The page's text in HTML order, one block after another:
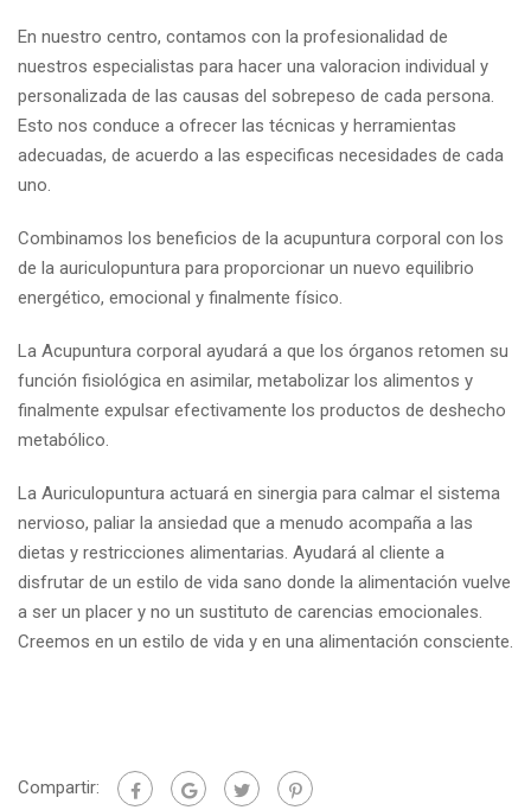
En nuestro centro, contamos con la profesionalidad de
nuestros especialistas para hacer una valoracion individual y
personalizada de las causas del sobrepeso de cada persona.
Esto nos conduce a ofrecer las técnicas y herramientas
adecuadas, de acuerdo a las especificas necesidades de cada
uno.
Combinamos los beneficios de la acupuntura corporal con los
de la auriculopuntura para proporcionar un nuevo equilibrio
energético, emocional y finalmente físico.
La Acupuntura corporal ayudará a que los órganos retomen su
función fisiológica en asimilar, metabolizar los alimentos y
finalmente expulsar efectivamente los productos de deshecho
metabólico.
La Auriculopuntura actuará en sinergia para calmar el sistema
nervioso, paliar la ansiedad que a menudo acompaña a las
dietas y restricciones alimentarias. Ayudará al cliente a
disfrutar de un estilo de vida sano donde la alimentación vuelve
a ser un placer y no un sustituto de carencias emocionales.
Creemos en un estilo de vida y en una alimentación consciente.
Compartir: